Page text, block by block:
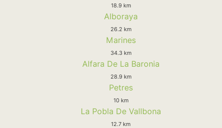
18.9 km
Alboraya
26.2 km
Marines
34.3 km
Alfara De La Baronia
28.9 km
Petres
10 km
La Pobla De Vallbona
12.7 km